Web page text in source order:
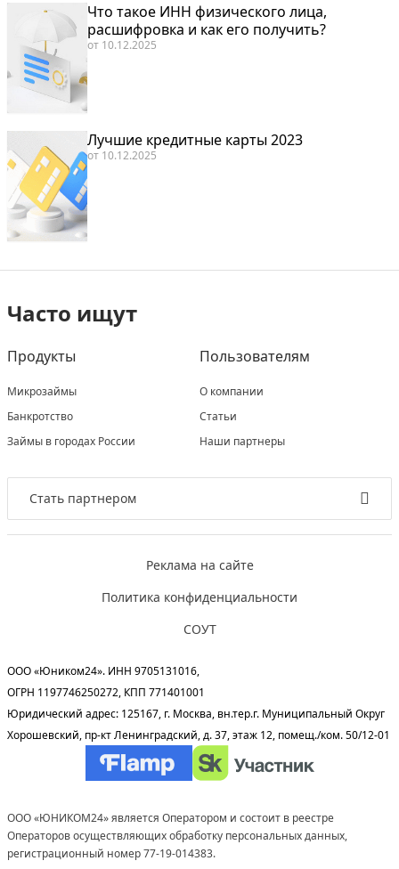
Что такое ИНН физического лица,
расшифровка и как его получить?
от 10.12.2025
Лучшие кредитные карты 2023
от 10.12.2025
Часто ищут
Продукты
Микрозаймы
Банкротство
Займы в городах России
Пользователям
О компании
Статьи
Наши партнеры
Стать партнером
Реклама на сайте
Политика конфиденциальности
СОУТ
ООО «Юником24». ИНН 9705131016,
ОГРН 1197746250272, КПП 771401001
Юридический адрес: 125167, г. Москва, вн.тер.г. Муниципальный Округ
Хорошевский, пр-кт Ленинградский, д. 37, этаж 12, помещ./ком. 50/12-01
ООО «ЮНИКОМ24» является Оператором и состоит в реестре
Операторов осуществляющих обработку персональных данных,
регистрационный номер 77-19-014383.